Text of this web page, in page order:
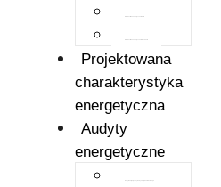
Projektowana
charakterystyka
energetyczna
Audyty
energetyczne